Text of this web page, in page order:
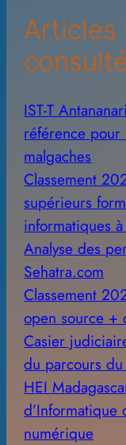
s
Articles
IST-T
référence pour
malgaches
Classement
supérieurs
informatiques
Analyse des
Sehatra.com
Classement
open source
Casier
du parcours
HEI
numérique